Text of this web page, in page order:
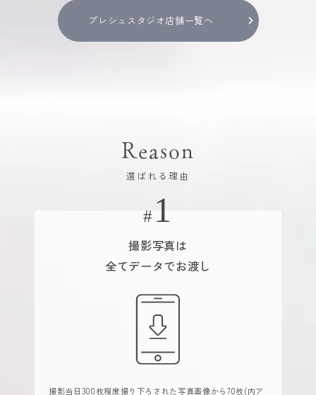
プレシュスタジオ店舗一覧へ
Reason
選ばれる理由
撮影写真は
全てデータでお渡し
撮影当日300枚程度撮り下ろされた写真画像から70枚(内ア